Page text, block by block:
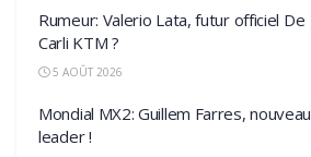
Rumeur: Valerio Lata, futur officiel De
Carli KTM ?
5 AOÛT 2026
Mondial MX2: Guillem Farres, nouveau
leader !